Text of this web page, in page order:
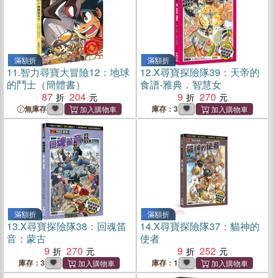
滿額折
11.智力尋寶大冒險12：地球
的鬥士（簡體書）
87
204
無庫存
滿額折
12.X尋寶探險隊39：天帝的
食譜-雅典．智慧女
9
270
庫存：3
滿額折
13.X尋寶探險隊38：回魂笛
音：蒙古
9
270
庫存：3
滿額折
14.X尋寶探險隊37：貓神的
使者
9
252
庫存：1